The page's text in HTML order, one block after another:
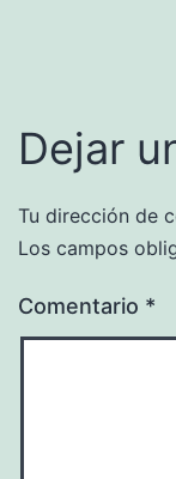
Dejar
Tu dirección de
Los campos
Comentario *